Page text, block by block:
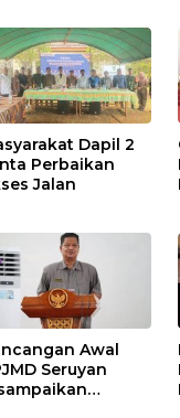
Dapil 2
Perbaikan
Jalan
Awal
Seruyan